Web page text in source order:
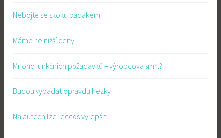
Nebojte se skoku padákem
Máme nejnižší ceny
Mnoho funkčních požadavků – výrobcova smrt?
Budou vypadat opravdu hezky
Na autech lze leccos vylepšit